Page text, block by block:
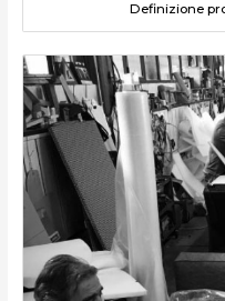
Definizione